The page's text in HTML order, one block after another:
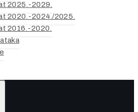
2025.-2029.
2020.-2024./2025.
2016.-2020.